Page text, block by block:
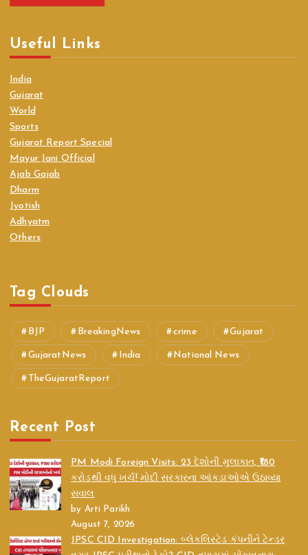
Useful Links
India
Gujarat
World
Sports
Gujarat Report Special
Mayur Jani Official
Ajab Gajab
Dharm
Jyotish
Adhyatm
Others
Tag Clouds
BJP BreakingNews crime Gujarat
GujaratNews India National News
TheGujaratReport
Recent Post
PM Modi Foreign Visits: 23 દેશોની મુલાકાત, ₹180
કરોડથી વધુ ખર્ચ! મોદી સરકારના આંકડાઓએ ઉઠાવ્યા
સવાલ
by Arti Parikh
August 7, 2026
JPSC CID Investigation: બ્લેકલિસ્ટેડ કંપનીને ટેન્ડર